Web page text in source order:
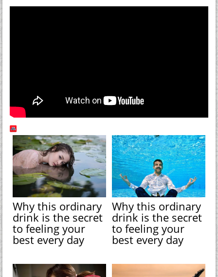
Why this ordinary
drink is the secret
to feeling your
best every day
Why this ordinary
drink is the secret
to feeling your
best every day